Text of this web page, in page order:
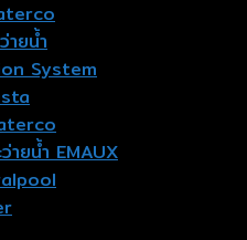
ยน้ำ
System
ายน้ำ EMAUX